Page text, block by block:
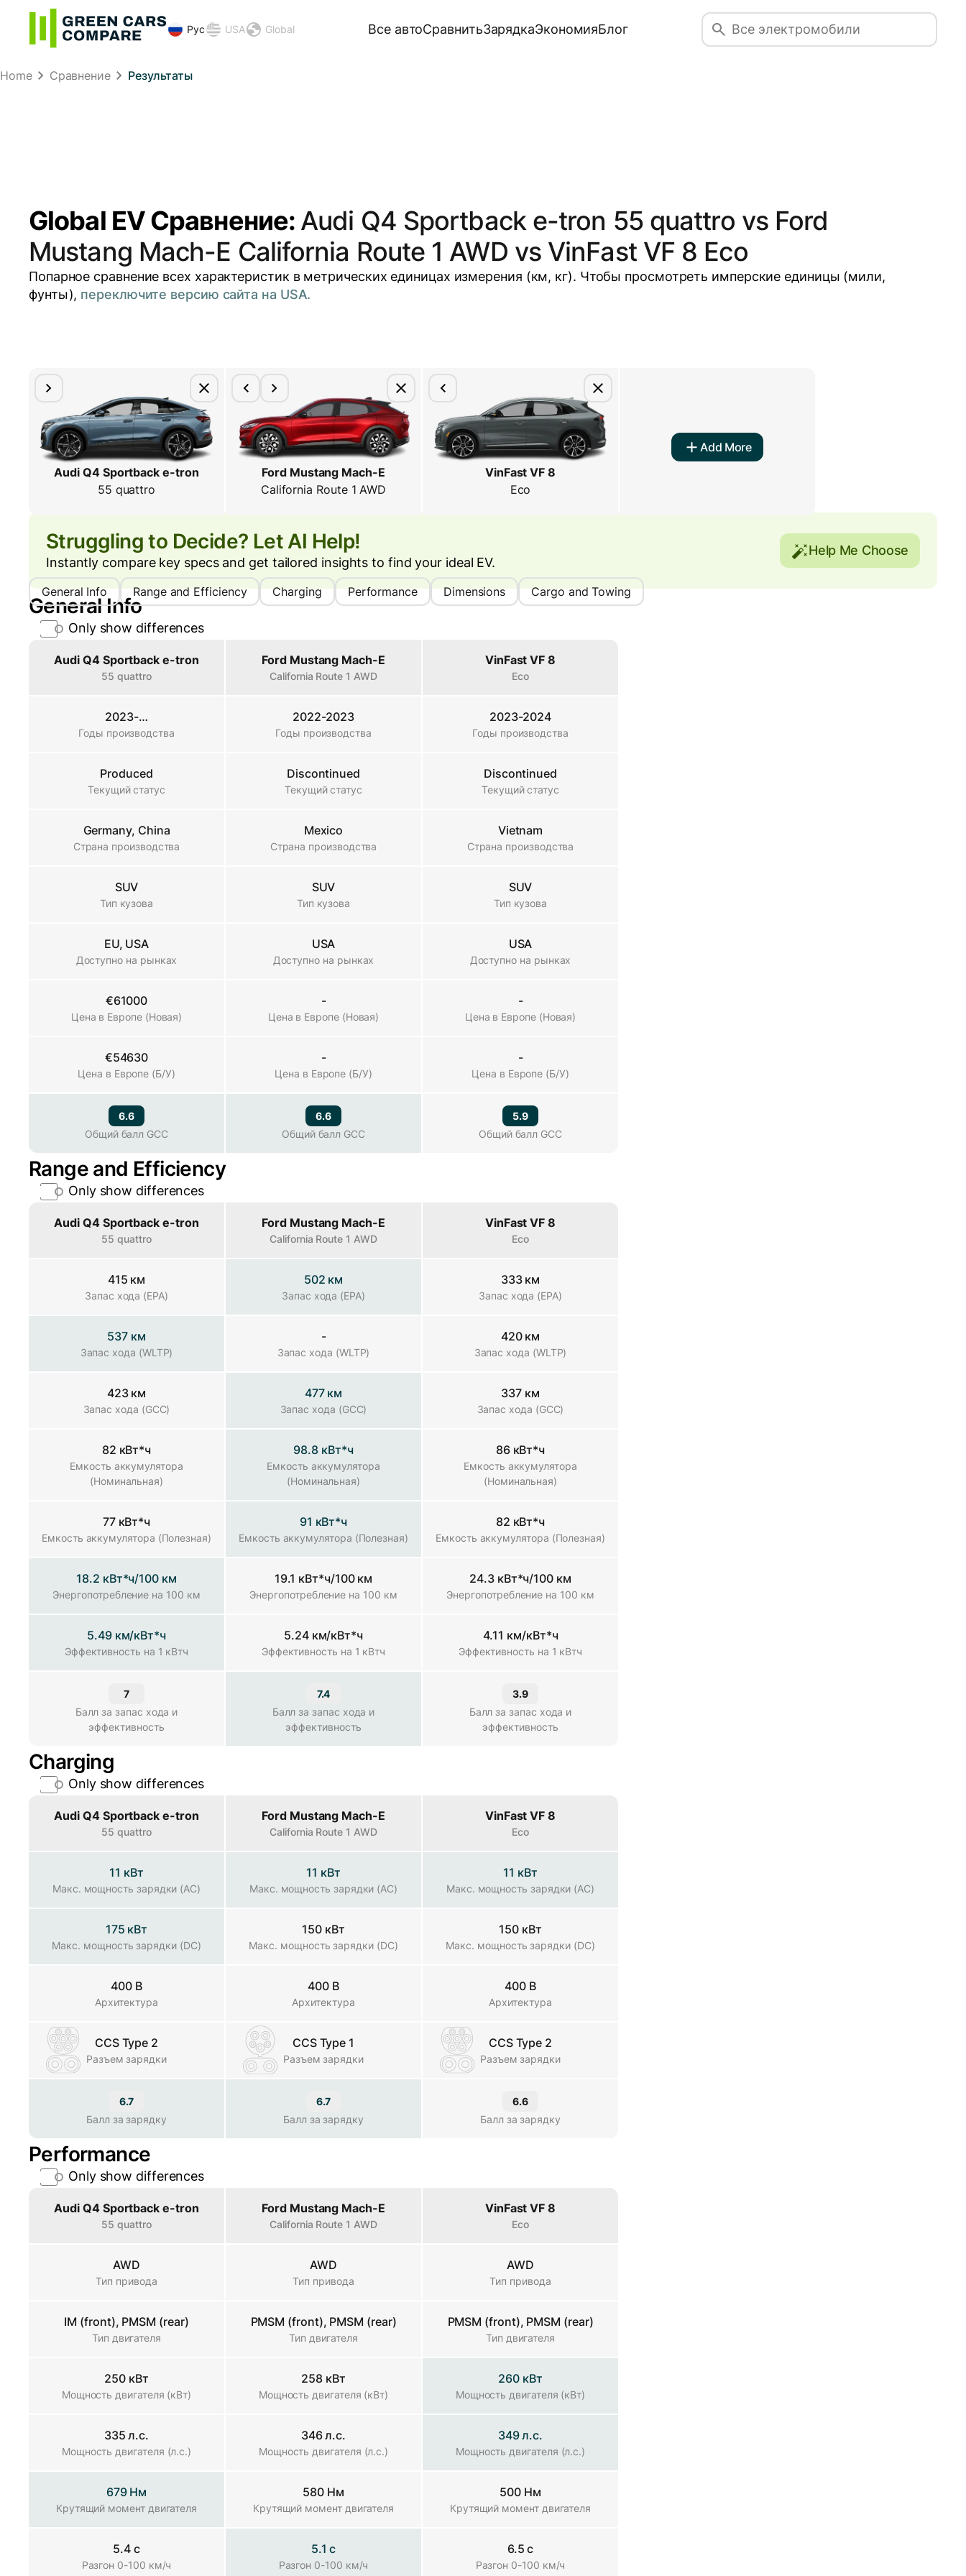
Рус USA Global Все автоСравнитьЗарядкаЭкономияБлог
Home Сравнение Результаты
Global EV Сравнение: Audi Q4 Sportback e-tron 55 quattro vs Ford
Mustang Mach-E California Route 1 AWD vs VinFast VF 8 Eco
Попарное сравнение всех характеристик в метрических единицах измерения (км, кг). Чтобы просмотреть имперские единицы (мили,
фунты), переключите версию сайта на USA.
Audi Q4 Sportback e-tron
55 quattro
Ford Mustang Mach-E
California Route 1 AWD
VinFast VF 8
Eco
Add More
Struggling to Decide? Let AI Help!
Instantly compare key specs and get tailored insights to find your ideal EV.
Help Me Choose
General Info Range and Efficiency Charging Performance Dimensions Cargo and Towing
General Info
Only show differences
Audi Q4 Sportback e-tron
55 quattro
Ford Mustang Mach-E
California Route 1 AWD
VinFast VF 8
Eco
Годы производства
2023-…
Годы производства
2022-2023
Годы производства
2023-2024
Годы производства
Текущий статус
Produced
Текущий статус
Discontinued
Текущий статус
Discontinued
Текущий статус
Страна производства
Germany, China
Страна производства
Mexico
Страна производства
Vietnam
Страна производства
Тип кузова
SUV
Тип кузова
SUV
Тип кузова
SUV
Тип кузова
Доступно на рынках
EU, USA
Доступно на рынках
USA
Доступно на рынках
USA
Доступно на рынках
Цена в Европе (Новая)
€61000
Цена в Европе (Новая)
-
Цена в Европе (Новая)
-
Цена в Европе (Новая)
Цена в Европе (Б/У)
€54630
Цена в Европе (Б/У)
-
Цена в Европе (Б/У)
-
Цена в Европе (Б/У)
Общий балл GCC
6.6
Общий балл GCC
6.6
Общий балл GCC
5.9
Общий балл GCC
Range and Efficiency
Only show differences
Audi Q4 Sportback e-tron
55 quattro
Ford Mustang Mach-E
California Route 1 AWD
VinFast VF 8
Eco
Запас хода (EPA)
415 км
Запас хода (EPA)
502 км
Запас хода (EPA)
333 км
Запас хода (EPA)
Запас хода (WLTP)
537 км
Запас хода (WLTP)
-
Запас хода (WLTP)
420 км
Запас хода (WLTP)
Запас хода (GCC)
423 км
Запас хода (GCC)
477 км
Запас хода (GCC)
337 км
Запас хода (GCC)
Емкость аккумулятора (Номинальная)
82 кВт*ч
Емкость аккумулятора
(Номинальная)
98.8 кВт*ч
Емкость аккумулятора
(Номинальная)
86 кВт*ч
Емкость аккумулятора
(Номинальная)
Емкость аккумулятора (Полезная)
77 кВт*ч
Емкость аккумулятора (Полезная)
91 кВт*ч
Емкость аккумулятора (Полезная)
82 кВт*ч
Емкость аккумулятора (Полезная)
Энергопотребление на 100 км
18.2 кВт*ч/100 км
Энергопотребление на 100 км
19.1 кВт*ч/100 км
Энергопотребление на 100 км
24.3 кВт*ч/100 км
Энергопотребление на 100 км
Эффективность на 1 кВтч
5.49 км/кВт*ч
Эффективность на 1 кВтч
5.24 км/кВт*ч
Эффективность на 1 кВтч
4.11 км/кВт*ч
Эффективность на 1 кВтч
Балл за запас хода и эффективность
7
Балл за запас хода и
эффективность
7.4
Балл за запас хода и
эффективность
3.9
Балл за запас хода и
эффективность
Charging
Only show differences
Audi Q4 Sportback e-tron
55 quattro
Ford Mustang Mach-E
California Route 1 AWD
VinFast VF 8
Eco
Макс. мощность зарядки (AC)
11 кВт
Макс. мощность зарядки (AC)
11 кВт
Макс. мощность зарядки (AC)
11 кВт
Макс. мощность зарядки (AC)
Макс. мощность зарядки (DC)
175 кВт
Макс. мощность зарядки (DC)
150 кВт
Макс. мощность зарядки (DC)
150 кВт
Макс. мощность зарядки (DC)
Архитектура
400 В
Архитектура
400 В
Архитектура
400 В
Архитектура
Разъем зарядки
CCS Type 2
Разъем зарядки
CCS Type 1
Разъем зарядки
CCS Type 2
Разъем зарядки
Балл за зарядку
6.7
Балл за зарядку
6.7
Балл за зарядку
6.6
Балл за зарядку
Performance
Only show differences
Audi Q4 Sportback e-tron
55 quattro
Ford Mustang Mach-E
California Route 1 AWD
VinFast VF 8
Eco
Тип привода
AWD
Тип привода
AWD
Тип привода
AWD
Тип привода
Тип двигателя
IM (front), PMSM (rear)
Тип двигателя
PMSM (front), PMSM (rear)
Тип двигателя
PMSM (front), PMSM (rear)
Тип двигателя
Мощность двигателя (кВт)
250 кВт
Мощность двигателя (кВт)
258 кВт
Мощность двигателя (кВт)
260 кВт
Мощность двигателя (кВт)
Мощность двигателя (л.с.)
335 л.с.
Мощность двигателя (л.с.)
346 л.с.
Мощность двигателя (л.с.)
349 л.с.
Мощность двигателя (л.с.)
Крутящий момент двигателя
679 Нм
Крутящий момент двигателя
580 Нм
Крутящий момент двигателя
500 Нм
Крутящий момент двигателя
Разгон 0-100 км/ч
5.4 с
Разгон 0-100 км/ч
5.1 с
Разгон 0-100 км/ч
6.5 с
Разгон 0-100 км/ч